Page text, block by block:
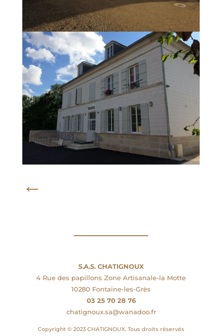
←
S.A.S. CHATIGNOUX
4 Rue des papillons Zone Artisanale-la Motte
10280 Fontaine-les-Grès
03 25 70 28 76
chatignoux.sa@wanadoo.fr
Copyright © 2023 CHATIGNOUX. Tous droits réservés